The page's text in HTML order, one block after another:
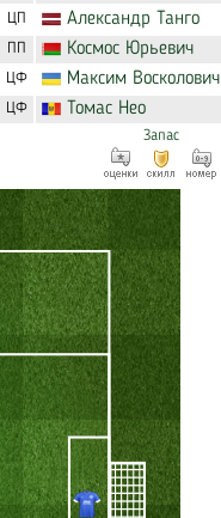
ЦП Александр Танго
ПП Космос Юрьевич
ЦФ Максим Восколович
ЦФ Томас Нео
Запас